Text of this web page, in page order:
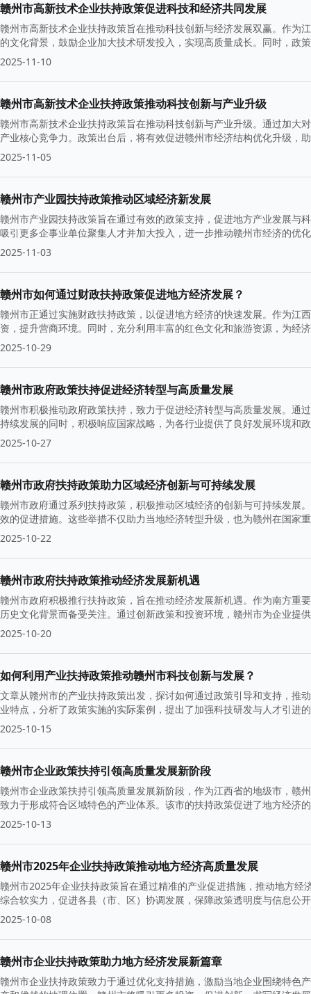
赣州市高新技术企业扶持政策促进科技和经济共同发展
赣州市高新技术企业扶持政策旨在推动科技创新与经济发展双赢。作为
的文化背景，鼓励企业加大技术研发投入，实现高质量成长。同时，政
2025-11-10
赣州市高新技术企业扶持政策推动科技创新与产业升级
赣州市高新技术企业扶持政策旨在推动科技创新与产业升级。通过加大
产业核心竞争力。政策出台后，将有效促进赣州市经济结构优化升级，
2025-11-05
赣州市产业园扶持政策推动区域经济新发展
赣州市产业园扶持政策旨在通过有效的政策支持，促进地方产业发展与
吸引更多企事业单位聚集人才并加大投入，进一步推动赣州市经济的优
2025-11-03
赣州市如何通过财政扶持政策促进地方经济发展？
赣州市正通过实施财政扶持政策，以促进地方经济的快速发展。作为江
资，提升营商环境。同时，充分利用丰富的红色文化和旅游资源，为经
2025-10-29
赣州市政府政策扶持促进经济转型与高质量发展
赣州市积极推动政府政策扶持，致力于促进经济转型与高质量发展。通
持续发展的同时，积极响应国家战略，为各行业提供了良好发展环境和
2025-10-27
赣州市政府扶持政策助力区域经济创新与可持续发展
赣州市政府通过系列扶持政策，积极推动区域经济的创新与可持续发展
效的促进措施。这些举措不仅助力当地经济转型升级，也为赣州在国家
2025-10-22
赣州市政府扶持政策推动经济发展新机遇
赣州市政府积极推行扶持政策，旨在推动经济发展新机遇。作为南方重
历史文化背景而备受关注。通过创新政策和投资环境，赣州市为企业提
2025-10-20
如何利用产业扶持政策推动赣州市科技创新与发展？
文章从赣州市的产业扶持政策出发，探讨如何通过政策引导和支持，推
业特点，分析了政策实施的实际案例，提出了加强科技研发与人才引进
2025-10-15
赣州市企业政策扶持引领高质量发展新阶段
赣州市企业政策扶持引领高质量发展新阶段，作为江西省的地级市，赣
致力于形成符合区域特色的产业体系。该市的扶持政策促进了地方经济
2025-10-13
赣州市2025年企业扶持政策推动地方经济高质量发展
赣州市2025年企业扶持政策旨在通过精准的产业促进措施，推动地方
综合软实力，促进各县（市、区）协调发展，保障政策透明度与信息公
2025-10-08
赣州市企业扶持政策助力地方经济发展新篇章
赣州市企业扶持政策致力于通过优化支持措施，激励当地企业围绕特色